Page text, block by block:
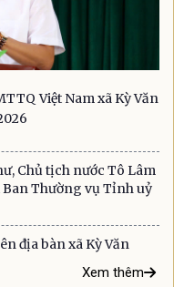
Việt Nam xã Kỳ Văn
Chủ tịch nước Tô Lâm
Thường vụ Tỉnh uỷ
địa bàn xã Kỳ Văn
Xem thêm